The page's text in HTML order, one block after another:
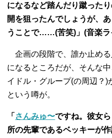
になるなど踏んだり蹴った
開を狙ったんでしょうが、
うことで……(苦笑)」(音楽ラ
企画の段階で、誰か止め
になるところだが、そんな
イドル・グループ(の周辺？)
という噂が。
「 さんみゅ〜ですね。彼女
所の先輩であるベッキーが